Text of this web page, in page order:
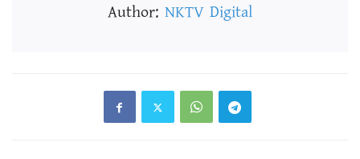
Author: NKTV Digital